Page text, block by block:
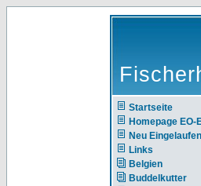
Startseite
Homepage EO-
Neu Eingelaufen
Links
Belgien
Buddelkutter